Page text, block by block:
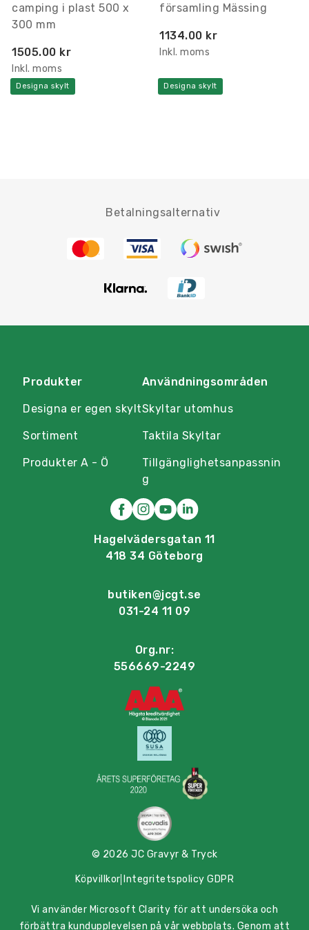
camping i plast 500 x
300 mm
1505.00 kr
Inkl. moms
Designa skylt
församling Mässing
1134.00 kr
Inkl. moms
Designa skylt
Betalningsalternativ
Produkter
Designa er egen skylt
Sortiment
Produkter A - Ö
Användningsområden
Skyltar utomhus
Taktila Skyltar
Tillgänglighetsanpassnin
g
Hagelvädersgatan 11
418 34 Göteborg
butiken@jcgt.se
031-24 11 09
Org.nr:
556669-2249
© 2026 JC Gravyr & Tryck
Köpvillkor Integritetspolicy GDPR
Vi använder Microsoft Clarity för att undersöka och
förbättra kundupplevelsen på vår webbplats. Genom att